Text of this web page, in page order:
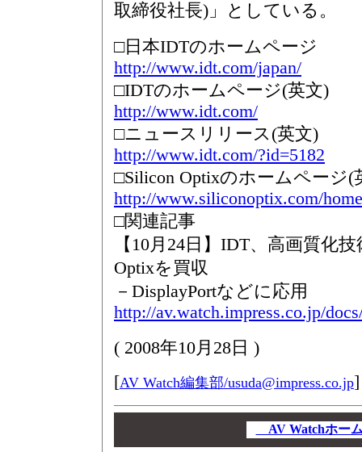
取締役社長)」としている。
□日本IDTのホームページ
http://www.idt.com/japan/
□IDTのホームページ(英文)
http://www.idt.com/
□ニュースリリース(英文)
http://www.idt.com/?id=5182
□Silicon Optixのホームページ(
http://www.siliconoptix.com/
□関連記事
【10月24日】IDT、高画質化
Optixを買収
－DisplayPortなどに応用
http://av.watch.impress.co.jp/
( 2008年10月28日 )
[AV Watch編集部/usuda@impress.co.jp]
AV Watchホー